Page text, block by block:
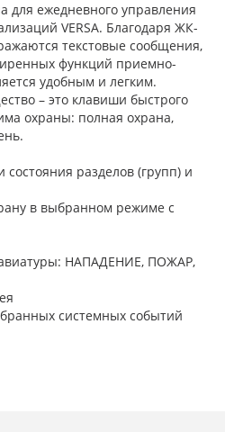
для ежедневного управления
VERSA. Благодаря ЖК-
текстовые сообщения,
функций приемно-
удобным и легким.
– это клавиши быстрого
охраны: полная охрана,
разделов (групп) и
в выбранном режиме с
НАПАДЕНИЕ, ПОЖАР,
системных событий